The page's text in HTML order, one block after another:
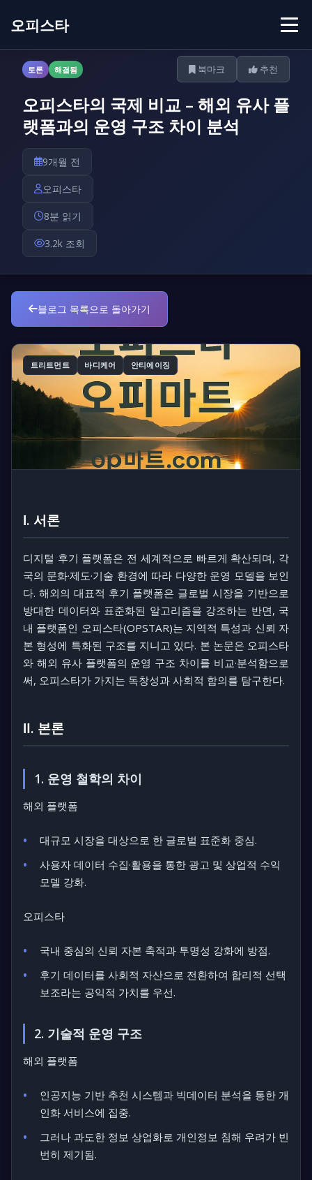
오피스타
토론 해결됨 북마크 추천
오피스타의 국제 비교 – 해외 유사 플
랫폼과의 운영 구조 차이 분석
9개월 전
오피스타
8분 읽기
3.2k 조회
블로그 목록으로 돌아가기
트리트먼트 바디케어 안티에이징
Ⅰ. 서론
디지털 후기 플랫폼은 전 세계적으로 빠르게 확산되며, 각
국의 문화·제도·기술 환경에 따라 다양한 운영 모델을 보인
다. 해외의 대표적 후기 플랫폼은 글로벌 시장을 기반으로
방대한 데이터와 표준화된 알고리즘을 강조하는 반면, 국
내 플랫폼인 오피스타(OPSTAR)는 지역적 특성과 신뢰 자
본 형성에 특화된 구조를 지니고 있다. 본 논문은 오피스타
와 해외 유사 플랫폼의 운영 구조 차이를 비교·분석함으로
써, 오피스타가 가지는 독창성과 사회적 함의를 탐구한다.
Ⅱ. 본론
1. 운영 철학의 차이
해외 플랫폼
대규모 시장을 대상으로 한 글로벌 표준화 중심.
사용자 데이터 수집·활용을 통한 광고 및 상업적 수익
모델 강화.
오피스타
국내 중심의 신뢰 자본 축적과 투명성 강화에 방점.
후기 데이터를 사회적 자산으로 전환하여 합리적 선택
보조라는 공익적 가치를 우선.
2. 기술적 운영 구조
해외 플랫폼
인공지능 기반 추천 시스템과 빅데이터 분석을 통한 개
인화 서비스에 집중.
그러나 과도한 정보 상업화로 개인정보 침해 우려가 빈
번히 제기됨.